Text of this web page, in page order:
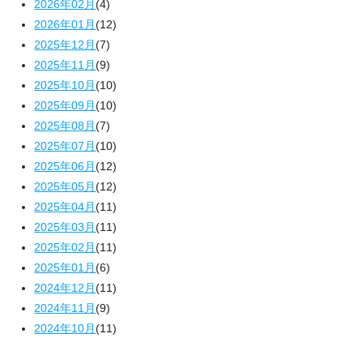
2026年02月(4)
2026年01月(12)
2025年12月(7)
2025年11月(9)
2025年10月(10)
2025年09月(10)
2025年08月(7)
2025年07月(10)
2025年06月(12)
2025年05月(12)
2025年04月(11)
2025年03月(11)
2025年02月(11)
2025年01月(6)
2024年12月(11)
2024年11月(9)
2024年10月(11)